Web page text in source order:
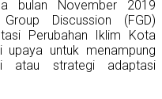
bulan November 2019
Discussion (FGD)
Perubahan Iklim Kota
upaya untuk menampung
atau strategi adaptasi